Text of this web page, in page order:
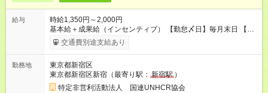
給与
時給1,350円～2,000円
基本給＋成果給（インセンティブ） 【勤怠〆日】毎月末日 【給
与支払】翌月15日 下記はモデルの月収例です。詳細は面接でご
案内します。 ────── モデル月収 ────── 【週3日／月12日
万(時給1400円～) 【週4日／月16日勤務の場合】 1年目:月収
20.5万(時給1350円～) 2年目:月収25.6万(時給1400円～) 【週5日
／月22日勤務の場合】 1年目:月収28.1万(時給1350円～) 2年目:
交通費別途支給あり
勤務地
東京都新宿区
東京都新宿区新宿（最寄り駅： 新宿駅 ）
特定非営利活動法人 国連UNHCR協会